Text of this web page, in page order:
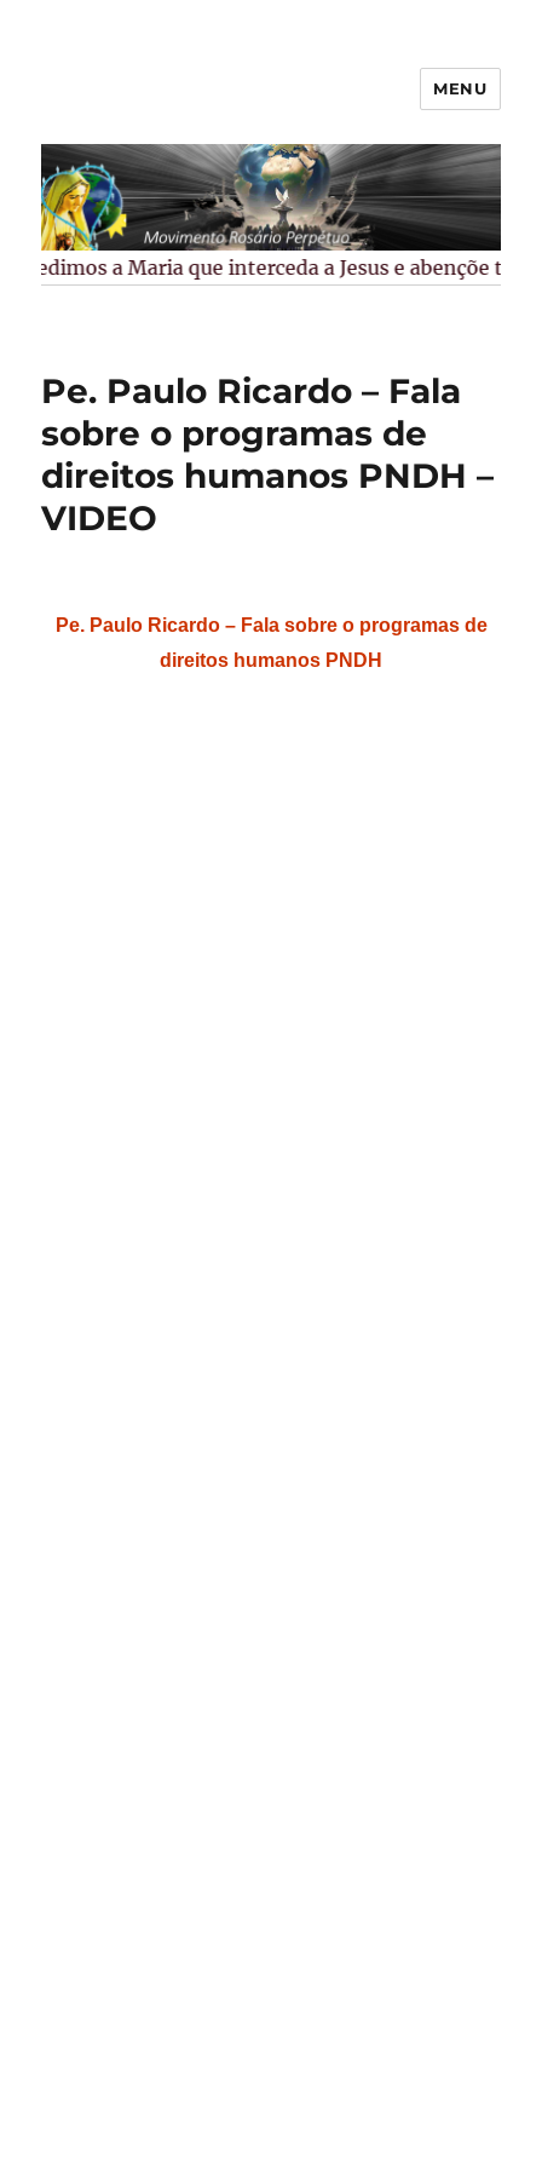
Guarapuava/PR
MENU
Pedimos a Maria que interceda a Jesus e abençõe
Pe. Paulo Ricardo – Fala
sobre o programas de
direitos humanos PNDH –
VIDEO
Pe. Paulo Ricardo – Fala sobre o programas de
direitos humanos PNDH